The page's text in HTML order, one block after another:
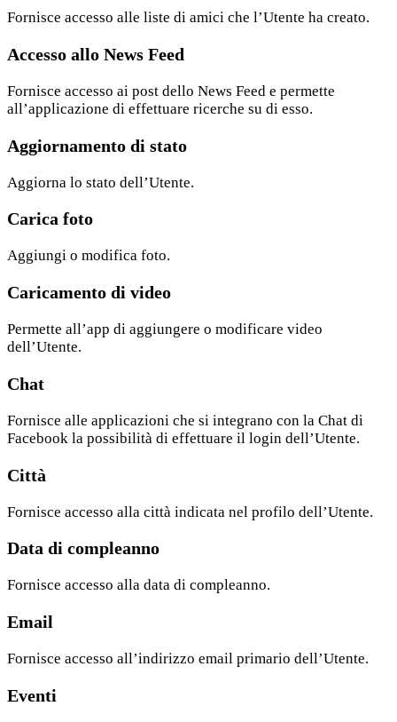
Fornisce accesso alle liste di amici che l’Utente ha creato.
Accesso allo News Feed
Fornisce accesso ai post dello News Feed e permette
all’applicazione di effettuare ricerche su di esso.
Aggiornamento di stato
Aggiorna lo stato dell’Utente.
Carica foto
Aggiungi o modifica foto.
Caricamento di video
Permette all’app di aggiungere o modificare video
dell’Utente.
Chat
Fornisce alle applicazioni che si integrano con la Chat di
Facebook la possibilità di effettuare il login dell’Utente.
Città
Fornisce accesso alla città indicata nel profilo dell’Utente.
Data di compleanno
Fornisce accesso alla data di compleanno.
Email
Fornisce accesso all’indirizzo email primario dell’Utente.
Eventi